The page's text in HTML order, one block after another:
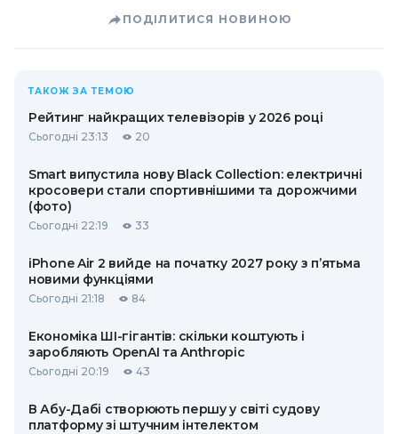
ПОДІЛИТИСЯ НОВИНОЮ
ТАКОЖ ЗА ТЕМОЮ
Рейтинг найкращих телевізорів у 2026 році
Сьогодні 23:13 20
Smart випустила нову Black Collection: електричні
кросовери стали спортивнішими та дорожчими
(фото)
Сьогодні 22:19 33
iPhone Air 2 вийде на початку 2027 року з п’ятьма
новими функціями
Сьогодні 21:18 84
Економіка ШІ-гігантів: скільки коштують і
заробляють OpenAI та Anthropic
Сьогодні 20:19 43
В Абу-Дабі створюють першу у світі судову
платформу зі штучним інтелектом